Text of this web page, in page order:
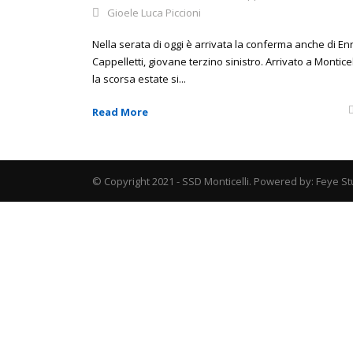
Gioele Luca Piccioni
Nella serata di oggi è arrivata la conferma anche di
Cappelletti, giovane terzino sinistro. Arrivato a
la scorsa estate si...
Read More
© Copyright 2021 - SSD Monticelli. Powered by: Feye